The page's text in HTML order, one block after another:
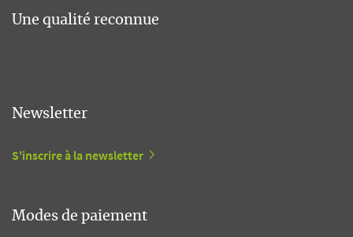
Une qualité reconnue
Newsletter
S'inscrire à la newsletter
Modes de paiement